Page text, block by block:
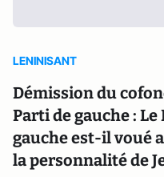
LENINISANT
Démission du
Parti de gauche : Le
gauche est-il voué
la personnalité de